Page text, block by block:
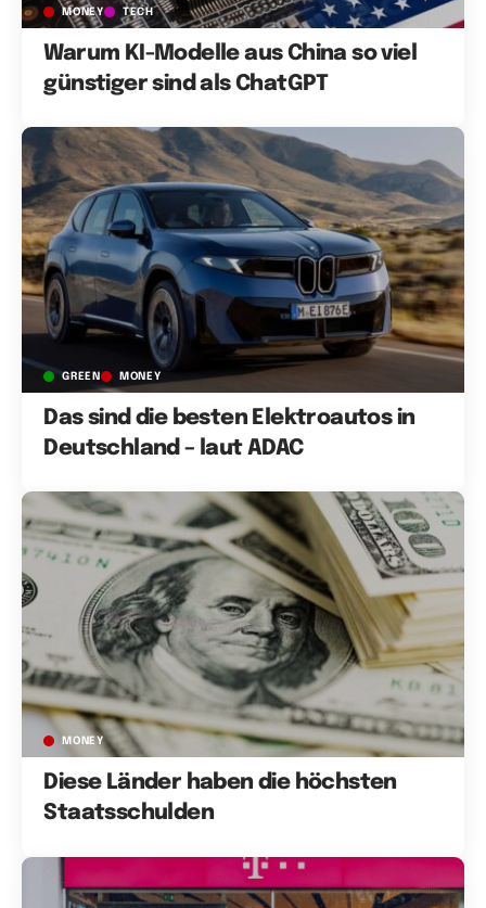
MONEY TECH
Warum KI-Modelle aus China so viel
günstiger sind als ChatGPT
GREEN MONEY
Das sind die besten Elektroautos in
Deutschland – laut ADAC
MONEY
Diese Länder haben die höchsten
Staatsschulden